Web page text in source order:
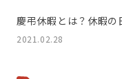
慶弔休暇とは？休暇
2021.02.28